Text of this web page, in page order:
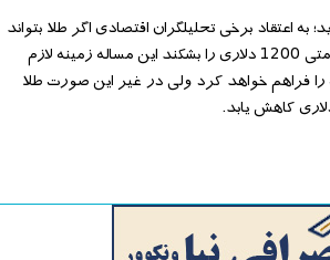
اعتقاد برخی تحلیلگران اقتصادی اگر طلا بتواند
در کوتاه مدت سطح مقاومتی 1200 دلاری را بشکند این مساله زمینه لازم
فراهم خواهد کرد ولی در غیر این صورت طلا